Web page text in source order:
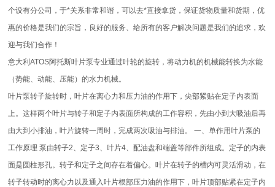
个设有分公司，于*关系非常和谐，可以去*直接拿货，保证货物质量和货期，优
惠的价格是我们的宗旨，良好的服务、给所有的客户解决问题是我们的追求，欢
迎与我们合作！
意大利ATOS阿托斯叶片泵专业通过叶轮的旋转，将动力机的机械能转换为水能
（势能、动能、压能）的水力机械。
叶片泵转子旋转时，叶片在离心力和压力油的作用下，尖部紧贴在定子内表面
上。这样两个叶片与转子和定子内表面所构成的工作容积，先由小到大吸油后再
由大到小排油，叶片旋转一周时，完成两次吸油与排油。 一、单作用叶片泵的
工作原理 泵由转子2、定子3、叶片4、配油盘和端盖等部件所组成。定子的内表
面是圆柱形孔。转子和定子之间存在着偏心。叶片在转子的槽内可灵活滑动，在
转子转动时的离心力以及通入叶片根部压力油的作用下，叶片顶部贴紧在定子内